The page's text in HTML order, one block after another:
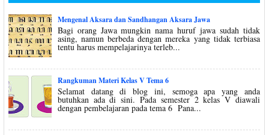
Mengenal Aksara dan Sandhangan Aksara Jawa
Bagi orang Jawa mungkin nama huruf jawa sudah tidak
asing, namun berbeda dengan mereka yang tidak terbiasa
tentu harus mempelajarinya terleb...
Rangkuman Materi Kelas V Tema 6
Selamat datang di blog ini, semoga apa yang anda
butuhkan ada di sini. Pada semester 2 kelas V diawali
dengan pembelajaran pada tema 6 Pana...